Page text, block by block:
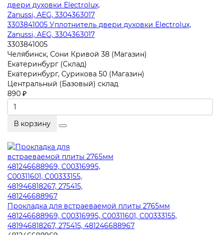
3303841005 Уплотнитель двери духовки Electrolux,
Zanussi, AEG, 3304363017
3303841005
Челябинск, Сони Кривой 38 (Магазин)
Екатеринбург (Склад)
Екатеринбург, Сурикова 50 (Магазин)
Центральный (Базовый) склад
890 ₽
В корзину
Прокладка для встраеваемой плиты 2765мм
481246688969, C00316995, C00311601, C00333155,
481946818267, 275415, 481246688967